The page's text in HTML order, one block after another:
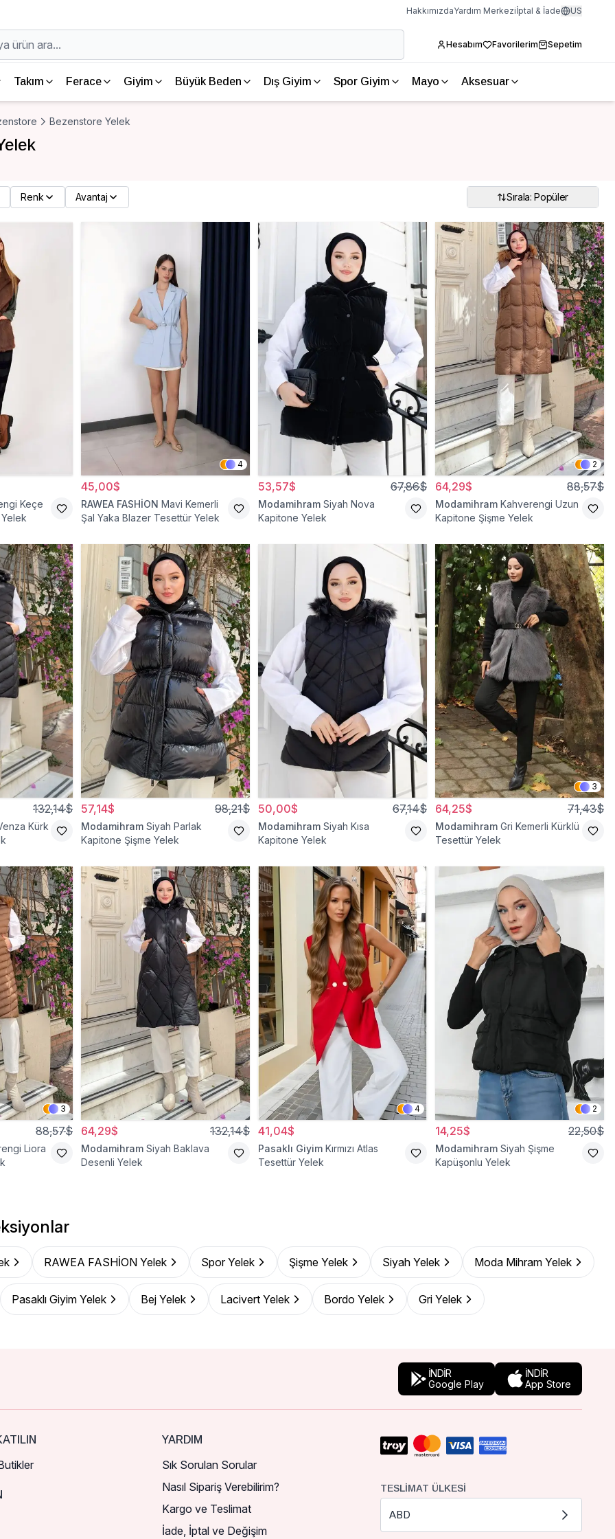
HakkımızdaYardım Merkeziİptal & İade US
Hesabım Favorilerim Sepetim
Takım Ferace Giyim Büyük Beden Dış Giyim Spor Giyim Mayo Aksesuar
Bezenstore Yelek
Renk Avantaj Sırala: Popüler
Keçe
4
45,00$
RAWEA FASHİON Mavi Kemerli
Şal Yaka Blazer Tesettür Yelek
53,57$ 67,86$
Modamihram Siyah Nova
Kapitone Yelek
2
64,29$ 88,57$
Modamihram Kahverengi Uzun
Kapitone Şişme Yelek
132,14$
Kürk
57,14$ 98,21$
Modamihram Siyah Parlak
Kapitone Şişme Yelek
50,00$ 67,14$
Modamihram Siyah Kısa
Kapitone Yelek
3
64,25$ 71,43$
Modamihram Gri Kemerli Kürklü
Tesettür Yelek
3
88,57$
Liora
64,29$ 132,14$
Modamihram Siyah Baklava
Desenli Yelek
4
41,04$
Pasaklı Giyim Kırmızı Atlas
Tesettür Yelek
2
14,25$ 22,50$
Modamihram Siyah Şişme
Kapüşonlu Yelek
RAWEA FASHİON Yelek Spor Yelek Şişme Yelek Siyah Yelek Moda Mihram Yelek
Pasaklı Giyim Yelek Bej Yelek Lacivert Yelek Bordo Yelek Gri Yelek
İNDİR
Google Play
İNDİR
App Store
YARDIM
Sık Sorulan Sorular
Nasıl Sipariş Verebilirim?
Kargo ve Teslimat
İade, İptal ve Değişim
TESLIMAT ÜLKESI
ABD